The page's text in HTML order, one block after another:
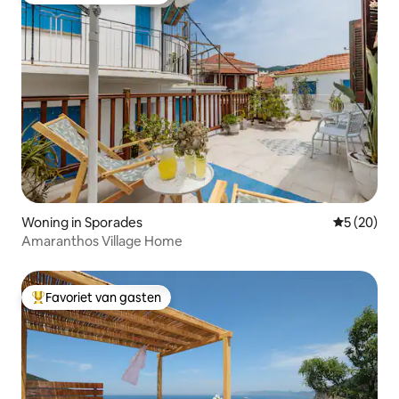
Woning in Sporades
5 (20)
Amaranthos Village Home
Topfavoriet van gasten
Favoriet van gasten